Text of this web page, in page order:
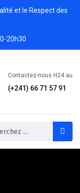
et le Respect des
20h30
Contactez-nous H24 au
(+241) 66 71 57 91